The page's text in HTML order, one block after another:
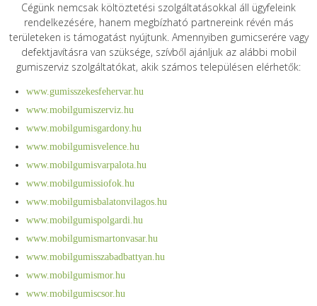
Cégünk nemcsak költöztetési szolgáltatásokkal áll ügyfeleink
rendelkezésére, hanem megbízható partnereink révén más
területeken is támogatást nyújtunk. Amennyiben gumicserére vagy
defektjavításra van szüksége, szívből ajánljuk az alábbi mobil
gumiszerviz szolgáltatókat, akik számos településen elérhetők:
www.gumisszekesfehervar.hu
www.mobilgumiszerviz.hu
www.mobilgumisgardony.hu
www.mobilgumisvelence.hu
www.mobilgumisvarpalota.hu
www.mobilgumissiofok.hu
www.mobilgumisbalatonvilagos.hu
www.mobilgumispolgardi.hu
www.mobilgumismartonvasar.hu
www.mobilgumisszabadbattyan.hu
www.mobilgumismor.hu
www.mobilgumiscsor.hu